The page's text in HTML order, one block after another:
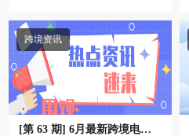
跨境资讯
[第 63 期] 6月最新跨境电商